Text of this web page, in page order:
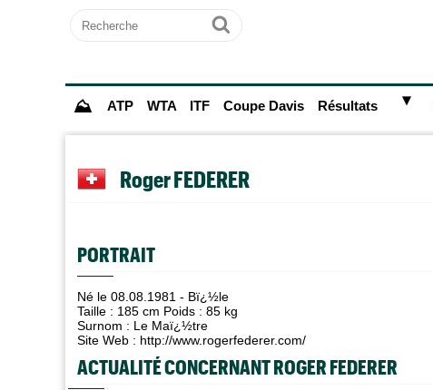
Recherche
Ok
⛰ ATP WTA ITF Coupe Davis Résultats ►
Roger FEDERER
PORTRAIT
Né le 08.08.1981 - Bï¿½le
Taille : 185 cm Poids : 85 kg
Surnom : Le Maï¿½tre
Site Web : http://www.rogerfederer.com/
ACTUALITÉ CONCERNANT ROGER FEDERER